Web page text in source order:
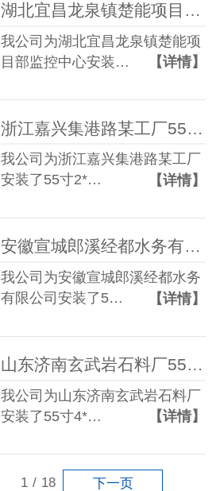
湖北宜昌龙泉镇楚能项目部监控中心55寸3.5mm 2*2液晶拼接屏
我公司为湖北宜昌龙泉镇楚能项
目部监控中心安装…
【详情】
浙江嘉兴集港路某工厂55寸1.7mm 2*4液晶拼接屏
我公司为浙江嘉兴集港路某工厂
安装了55寸2*…
【详情】
安徽宣城郎溪经都水务有限公司55寸1.8mm 3*3液晶拼接屏
我公司为安徽宣城郎溪经都水务
有限公司安装了5…
【详情】
山东济南玄武岩石料厂55寸3.5mm 4*6液晶拼接屏+单红条屏
我公司为山东济南玄武岩石料厂
安装了55寸4*…
【详情】
1 / 18 下一页